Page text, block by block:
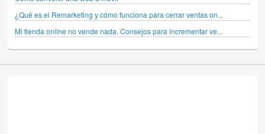
¿Qué es el Remarketing y cómo funciona para cerrar ventas on...
Mi tienda online no vende nada. Consejos para incrementar ve...